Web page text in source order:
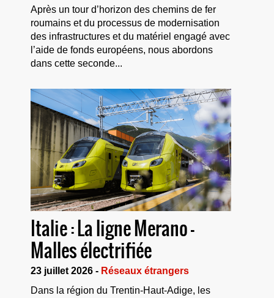
Après un tour d’horizon des chemins de fer
roumains et du processus de modernisation
des infrastructures et du matériel engagé avec
l’aide de fonds européens, nous abordons
dans cette seconde...
Italie : La ligne Merano –
Malles électrifiée
23 juillet 2026 - Réseaux étrangers
Dans la région du Trentin-Haut-Adige, les